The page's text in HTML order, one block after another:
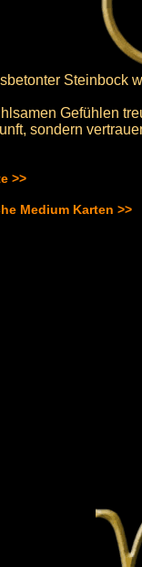
Steinbock
Gefühlen
sondern
>>
Medium Karten >>